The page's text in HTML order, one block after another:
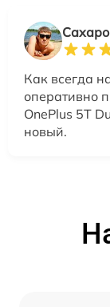
Как всегда
оперативно
OnePlus 5T
новый.